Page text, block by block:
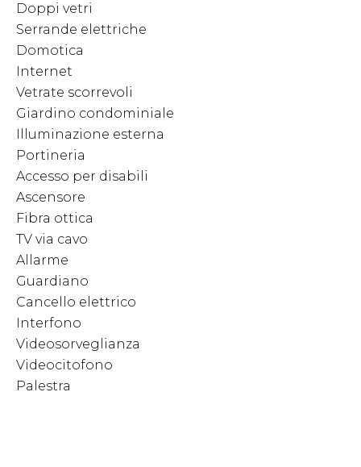
Doppi vetri
Serrande elettriche
Domotica
Internet
Vetrate scorrevoli
Giardino condominiale
Illuminazione esterna
Portineria
Accesso per disabili
Ascensore
Fibra ottica
TV via cavo
Allarme
Guardiano
Cancello elettrico
Interfono
Videosorveglianza
Videocitofono
Palestra